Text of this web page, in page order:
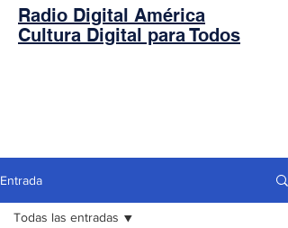
Radio Digital América
Cultura Digital para Todos
Entrada
Todas las entradas